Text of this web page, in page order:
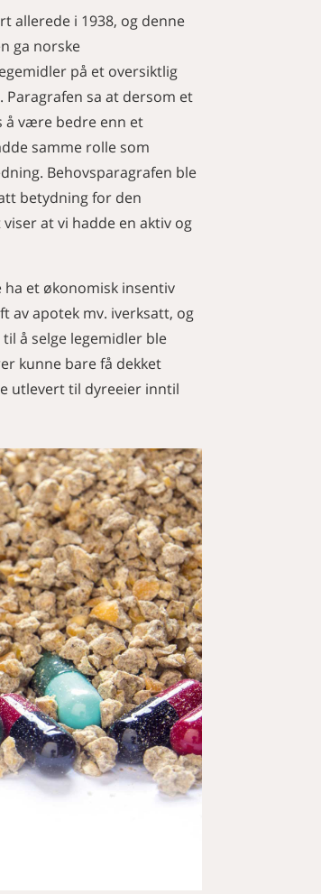
allerede i 1938, og denne
ga norske
på et oversiktlig
Paragrafen sa at dersom et
å være bedre enn et
samme rolle som
Behovsparagrafen ble
betydning for den
at vi hadde en aktiv og
et økonomisk insentiv
av apotek mv. iverksatt, og
å selge legemidler ble
kunne bare få dekket
utlevert til dyreeier inntil